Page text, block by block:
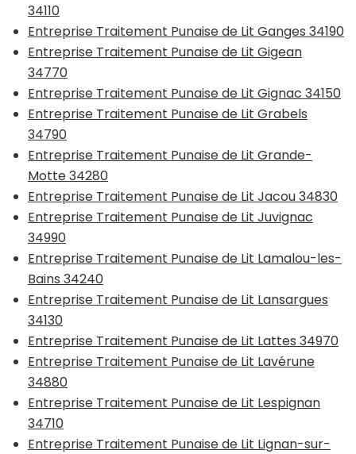
34110
Entreprise Traitement Punaise de Lit Ganges 34190
Entreprise Traitement Punaise de Lit Gigean
34770
Entreprise Traitement Punaise de Lit Gignac 34150
Entreprise Traitement Punaise de Lit Grabels
34790
Entreprise Traitement Punaise de Lit Grande-
Motte 34280
Entreprise Traitement Punaise de Lit Jacou 34830
Entreprise Traitement Punaise de Lit Juvignac
34990
Entreprise Traitement Punaise de Lit Lamalou-les-
Bains 34240
Entreprise Traitement Punaise de Lit Lansargues
34130
Entreprise Traitement Punaise de Lit Lattes 34970
Entreprise Traitement Punaise de Lit Lavérune
34880
Entreprise Traitement Punaise de Lit Lespignan
34710
Entreprise Traitement Punaise de Lit Lignan-sur-